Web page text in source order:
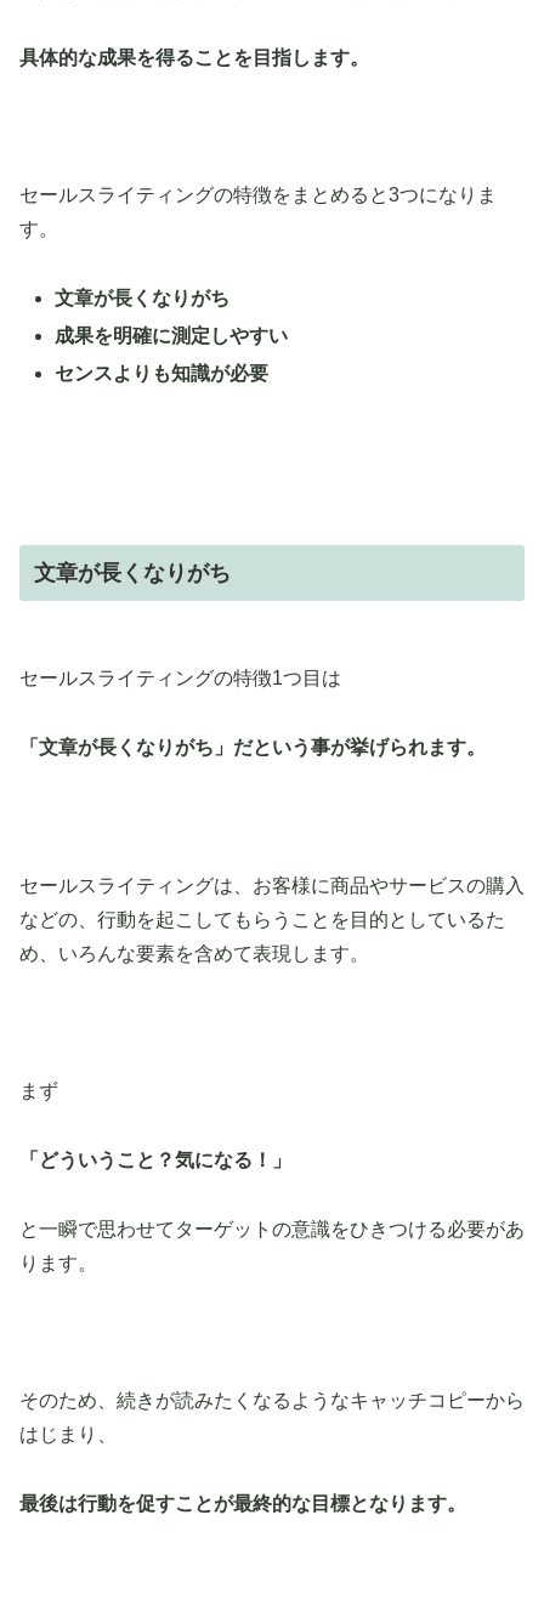
具体的な成果を得ることを目指します。
セールスライティングの特徴をまとめると3つになりま
す。
文章が長くなりがち
成果を明確に測定しやすい
センスよりも知識が必要
文章が長くなりがち
セールスライティングの特徴1つ目は
「文章が長くなりがち」だという事が挙げられます。
セールスライティングは、お客様に商品やサービスの購入
などの、行動を起こしてもらうことを目的としているた
め、いろんな要素を含めて表現します。
まず
「どういうこと？気になる！」
と一瞬で思わせてターゲットの意識をひきつける必要があ
ります。
そのため、続きが読みたくなるようなキャッチコピーから
はじまり、
最後は行動を促すことが最終的な目標となります。